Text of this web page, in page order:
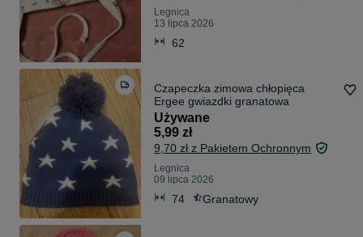
Legnica
13 lipca 2026
62
Czapeczka zimowa chłopięca
Ergee gwiazdki granatowa
Używane
5,99 zł
9,70 zł z Pakietem Ochronnym
Legnica
09 lipca 2026
74 Granatowy